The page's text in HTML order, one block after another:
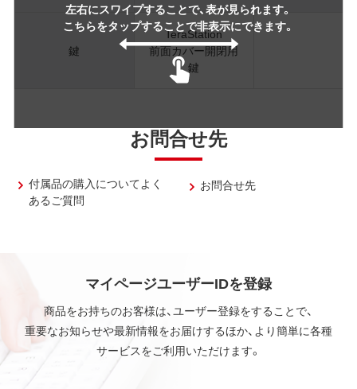
左右にスワイプすることで、表が見られます。
こちらをタップすることで非表示にできます。
鍵
TeraStation
前面カバー開閉用
鍵
お問合せ先
付属品の購入についてよく
あるご質問
お問合せ先
マイページユーザーIDを登録
商品をお持ちのお客様は、ユーザー登録をすることで、
重要なお知らせや最新情報をお届けするほか、より簡単に各種
サービスをご利用いただけます。